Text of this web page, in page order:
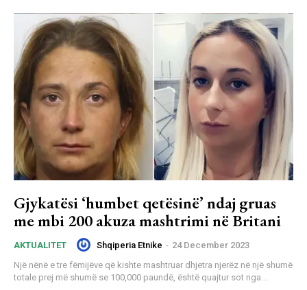
Gjykatësi ‘humbet qetësinë’ ndaj gruas
me mbi 200 akuza mashtrimi në Britani
AKTUALITET Shqiperia Etnike - 24 December 2023
Një nënë e tre fëmijëve që kishte mashtruar dhjetra njerëz në një shumë
totale prej më shumë se 100,000 paundë, është quajtur sot nga...